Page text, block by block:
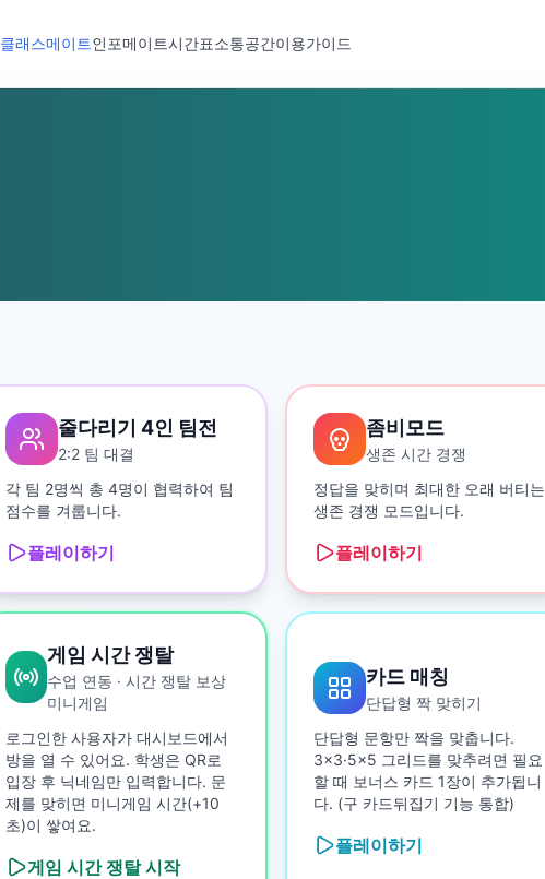
클래스메이트인포메이트시간표소통공간이용가이드
줄다리기 4인 팀전
2:2 팀 대결
각 팀 2명씩 총 4명이 협력하여 팀
점수를 겨룹니다.
플레이하기
좀비모드
생존 시간 경쟁
정답을 맞히며 최대한 오래 버티는
생존 경쟁 모드입니다.
플레이하기
게임 시간 쟁탈
수업 연동 · 시간 쟁탈 보상
미니게임
로그인한 사용자가 대시보드에서
방을 열 수 있어요. 학생은 QR로
입장 후 닉네임만 입력합니다. 문
제를 맞히면 미니게임 시간(+10
초)이 쌓여요.
게임 시간 쟁탈시작
카드 매칭
단답형 짝 맞히기
단답형 문항만 짝을 맞춥니다.
3×3·5×5 그리드를 맞추려면 필요
할 때 보너스 카드 1장이 추가됩니
다. (구 카드뒤집기 기능 통합)
플레이하기